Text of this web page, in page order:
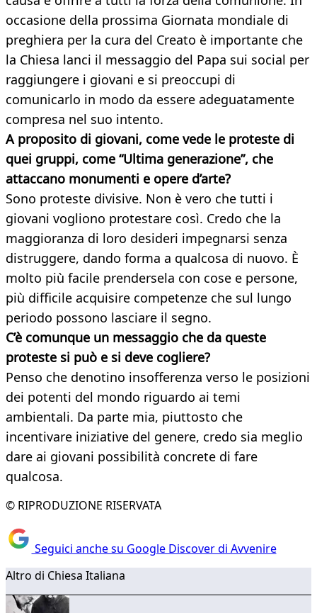
occasione della prossima Giornata mondiale di
preghiera per la cura del Creato è importante che
la Chiesa lanci il messaggio del Papa sui social per
raggiungere i giovani e si preoccupi di
comunicarlo in modo da essere adeguatamente
compresa nel suo intento.
A proposito di giovani, come vede le proteste di
quei gruppi, come “Ultima generazione”, che
attaccano monumenti e opere d’arte?
Sono proteste divisive. Non è vero che tutti i
giovani vogliono protestare così. Credo che la
maggioranza di loro desideri impegnarsi senza
distruggere, dando forma a qualcosa di nuovo. È
molto più facile prendersela con cose e persone,
più difficile acquisire competenze che sul lungo
periodo possono lasciare il segno.
C’è comunque un messaggio che da queste
proteste si può e si deve cogliere?
Penso che denotino insofferenza verso le posizioni
dei potenti del mondo riguardo ai temi
ambientali. Da parte mia, piuttosto che
incentivare iniziative del genere, credo sia meglio
dare ai giovani possibilità concrete di fare
qualcosa.
© RIPRODUZIONE RISERVATA
Seguici anche su Google Discover di Avvenire
Altro di Chiesa Italiana